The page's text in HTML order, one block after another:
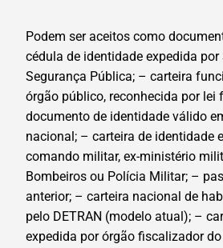
Podem ser aceitos como
cédula de identidade expedida por
Segurança Pública; – carteira
órgão público, reconhecida por lei
documento de identidade válido
nacional; – carteira de identidade
comando militar, ex-ministério
Bombeiros ou Polícia Militar; –
anterior; – carteira nacional de
pelo DETRAN (modelo atual); –
expedida por órgão fiscalizador